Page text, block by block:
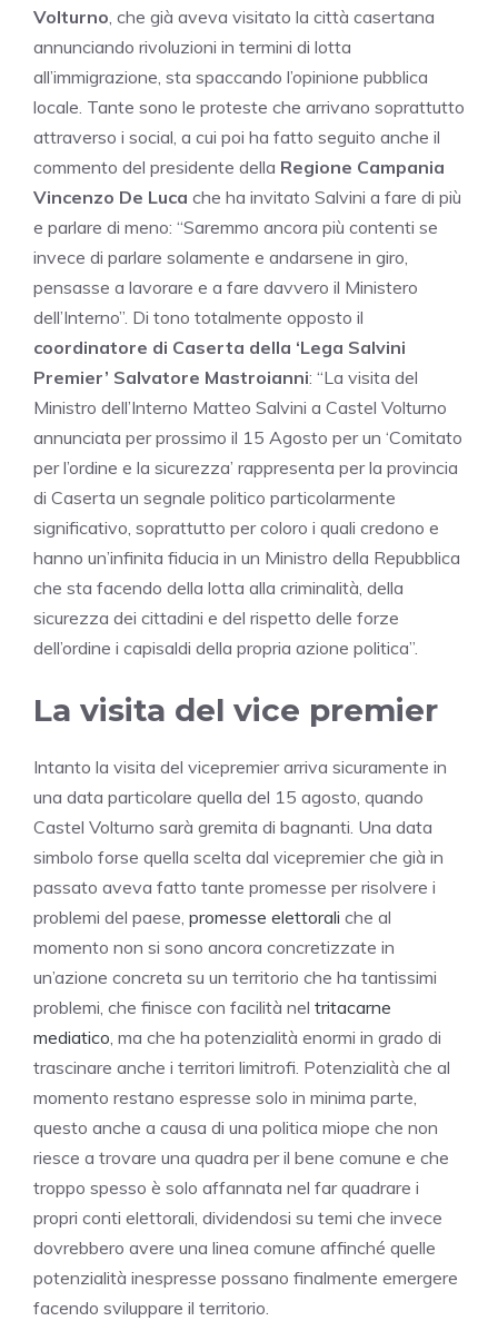
Volturno, che già aveva visitato la città casertana
annunciando rivoluzioni in termini di lotta
all’immigrazione, sta spaccando l’opinione pubblica
locale. Tante sono le proteste che arrivano soprattutto
attraverso i social, a cui poi ha fatto seguito anche il
commento del presidente della Regione Campania
Vincenzo De Luca che ha invitato Salvini a fare di più
e parlare di meno: “Saremmo ancora più contenti se
invece di parlare solamente e andarsene in giro,
pensasse a lavorare e a fare davvero il Ministero
dell’Interno”. Di tono totalmente opposto il
coordinatore di Caserta della ‘Lega Salvini
Premier’ Salvatore Mastroianni: “La visita del
Ministro dell’Interno Matteo Salvini a Castel Volturno
annunciata per prossimo il 15 Agosto per un ‘Comitato
per l’ordine e la sicurezza’ rappresenta per la provincia
di Caserta un segnale politico particolarmente
significativo, soprattutto per coloro i quali credono e
hanno un’infinita fiducia in un Ministro della Repubblica
che sta facendo della lotta alla criminalità, della
sicurezza dei cittadini e del rispetto delle forze
dell’ordine i capisaldi della propria azione politica”.
La visita del vice premier
Intanto la visita del vicepremier arriva sicuramente in
una data particolare quella del 15 agosto, quando
Castel Volturno sarà gremita di bagnanti. Una data
simbolo forse quella scelta dal vicepremier che già in
passato aveva fatto tante promesse per risolvere i
problemi del paese, promesse elettorali che al
momento non si sono ancora concretizzate in
un’azione concreta su un territorio che ha tantissimi
problemi, che finisce con facilità nel tritacarne
mediatico, ma che ha potenzialità enormi in grado di
trascinare anche i territori limitrofi. Potenzialità che al
momento restano espresse solo in minima parte,
questo anche a causa di una politica miope che non
riesce a trovare una quadra per il bene comune e che
troppo spesso è solo affannata nel far quadrare i
propri conti elettorali, dividendosi su temi che invece
dovrebbero avere una linea comune affinché quelle
potenzialità inespresse possano finalmente emergere
facendo sviluppare il territorio.